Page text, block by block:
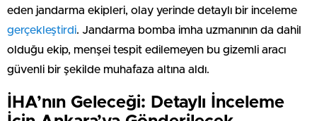
eden jandarma ekipleri, olay yerinde detaylı bir inceleme
gerçekleştirdi. Jandarma bomba imha uzmanının da dahil
olduğu ekip, menşei tespit edilemeyen bu gizemli aracı
güvenli bir şekilde muhafaza altına aldı.
İHA’nın Geleceği: Detaylı İnceleme